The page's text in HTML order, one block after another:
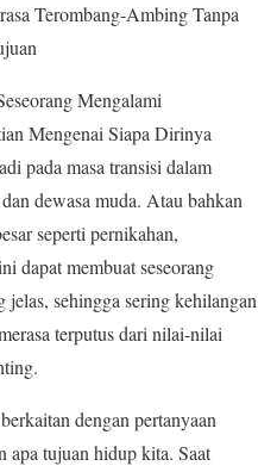
Terombang-Ambing Tanpa
Mengalami
Mengenai Siapa Dirinya
pada masa transisi dalam
dewasa muda. Atau bahkan
seperti pernikahan,
dapat membuat seseorang
sehingga sering kehilangan
terputus dari nilai-nilai
berkaitan dengan pertanyaan
apa tujuan hidup kita. Saat